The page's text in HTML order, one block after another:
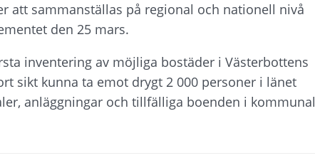
att sammanställas på regional och nationell nivå
den 25 mars.
inventering av möjliga bostäder i Västerbottens
sikt kunna ta emot drygt 2 000 personer i länet
anläggningar och tillfälliga boenden i kommunal